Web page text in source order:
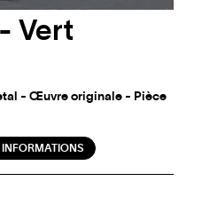
Vert
- Œuvre originale - Pièce
INFORMATIONS